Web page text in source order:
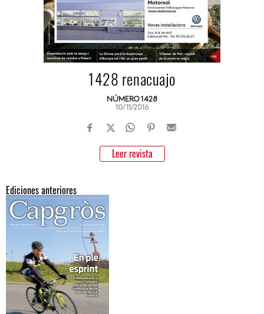
1428 renacuajo
NÚMERO 1428
10/11/2016
Leer revista
Ediciones anteriores